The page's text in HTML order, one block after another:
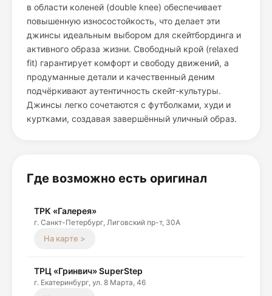
в области коленей (double knee) обеспечивает
повышенную износостойкость, что делает эти
джинсы идеальным выбором для скейтбординга и
активного образа жизни. Свободный крой (relaxed
fit) гарантирует комфорт и свободу движений, а
продуманные детали и качественный деним
подчёркивают аутентичность скейт-культуры.
Джинсы легко сочетаются с футболками, худи и
куртками, создавая завершённый уличный образ.
Где возможно есть оригинал
ТРК «Галерея»
г. Санкт-Петербург, Лиговский пр-т, 30А
На карте >
ТРЦ «Гринвич» SuperStep
г. Екатеринбург, ул. 8 Марта, 46